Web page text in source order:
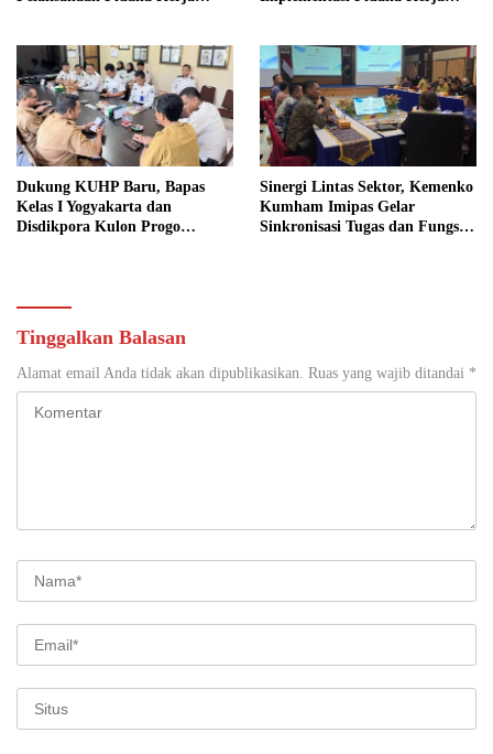
Dukung KUHP Baru, Bapas
Kelas I Yogyakarta dan
Disdikpora Kulon Progo
Sinergi Lintas Sektor, Kemenko
Kumham Imipas Gelar
Sinkronisasi Tugas dan Fungsi
Tinggalkan Balasan
Alamat email Anda tidak akan dipublikasikan. Ruas yang wajib ditandai *